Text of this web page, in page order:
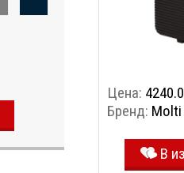
Цена:
Бренд: Molti
В